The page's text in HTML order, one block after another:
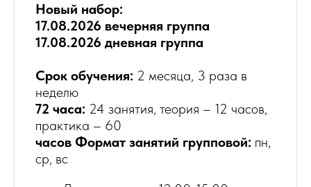
Новый набор:
17.08.2026 вечерняя группа
17.08.2026 дневная группа
Срок обучения: 2 месяца, 3 раза в
неделю
72 часа: 24 занятия, теория – 12 часов,
практика – 60
часов Формат занятий групповой: пн,
ср, вс